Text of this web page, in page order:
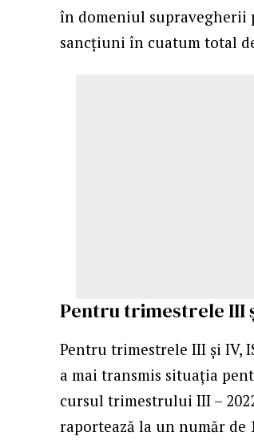
în domeniul supravegherii
sancţiuni în cuatum total
Pentru trimestrele III
Pentru trimestrele III şi IV,
a mai transmis situaţia
cursul trimestrului III –
raportează la un număr